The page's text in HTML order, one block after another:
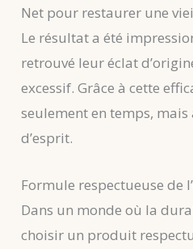
Net pour restaurer une
Le résultat a été
retrouvé leur éclat
excessif. Grâce à cette
seulement en temps,
d’esprit.
Formule respectueuse de
Dans un monde où la
choisir un produit